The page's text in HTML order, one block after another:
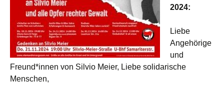
2024:
Liebe
Angehörige
und
Freund*innen von Silvio Meier, Liebe solidarische
Menschen,